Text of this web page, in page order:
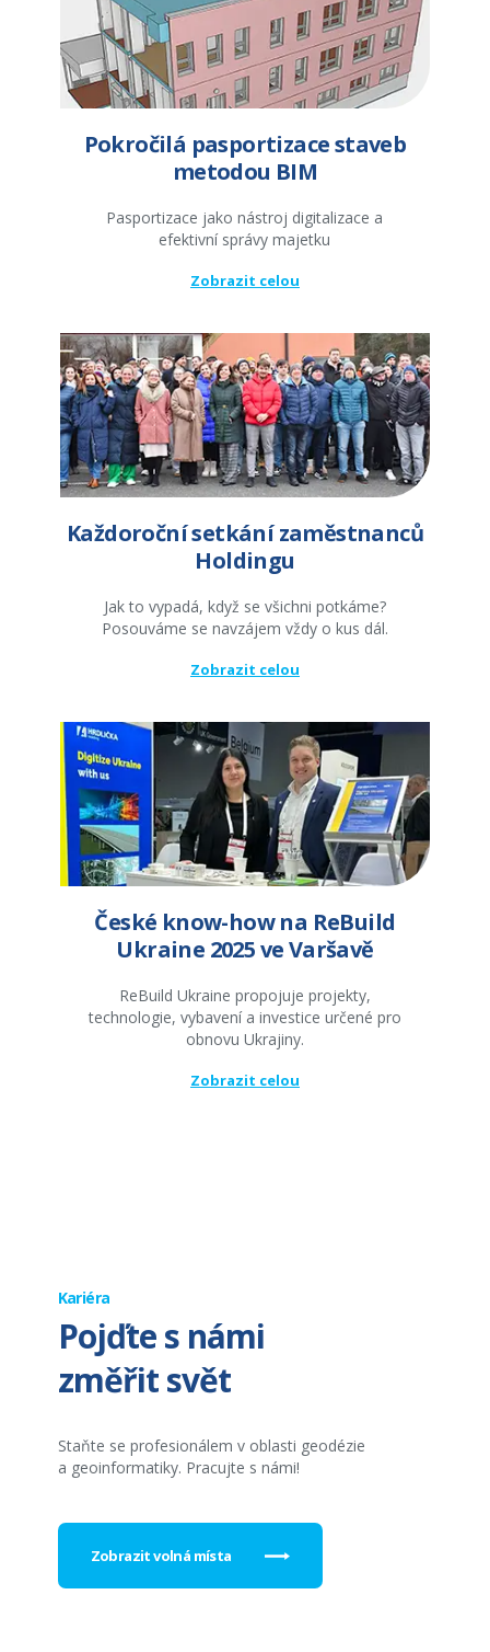
Pokročilá pasportizace staveb
metodou BIM
Pasportizace jako nástroj digitalizace a
efektivní správy majetku
Zobrazit celou
Každoroční setkání zaměstnanců
Holdingu
Jak to vypadá, když se všichni potkáme?
Posouváme se navzájem vždy o kus dál.
Zobrazit celou
České know-how na ReBuild
Ukraine 2025 ve Varšavě
ReBuild Ukraine propojuje projekty,
technologie, vybavení a investice určené pro
obnovu Ukrajiny.
Zobrazit celou
Kariéra
Pojďte s námi
změřit svět
Staňte se profesionálem v oblasti geodézie
a geoinformatiky. Pracujte s námi!
Zobrazit volná místa